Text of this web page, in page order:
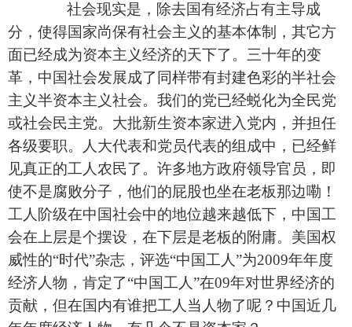
社会现实是，除去国有经济占有主导成
分，使得国家尚保有社会主义的基本体制，其它方
面已经成为资本主义经济的天下了。三十年的变
革，中国社会发展成了同样带有封建色彩的半社会
主义半资本主义社会。我们的党已经蜕化为全民党
或社会民主党。大批新生资本家进入党内，并担任
各级要职。人大代表和党员代表的组成中，已经鲜
见真正的工人农民了。许多地方政府领导官员，即
使不是腐败分子，他们的屁股也坐在老板那边嘞！
工人阶级在中国社会中的地位越来越低下，中国工
会在上层是个摆设，在下层是老板的附庸。美国权
威性的“时代”杂志，评选“中国工人”为2009年年度
经济人物，肯定了“中国工人”在09年对世界经济的
贡献，但在国内有谁把工人当人物了呢？中国近几